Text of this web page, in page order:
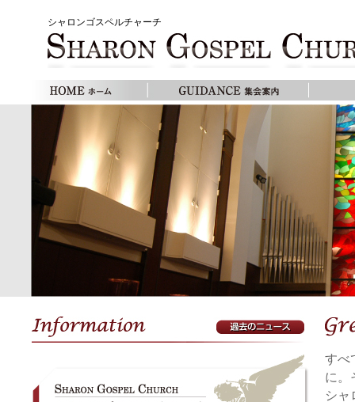
シャロンゴスペルチャーチ
すべ
に。
シャ